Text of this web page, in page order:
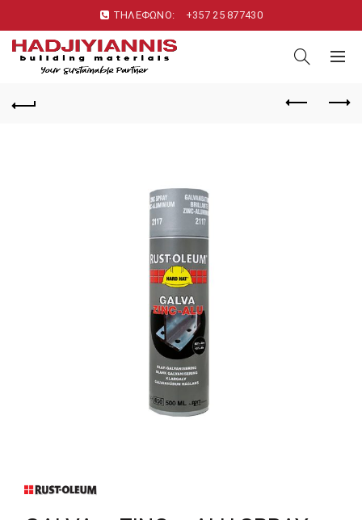
ΤΗΛΕΦΩΝΟ: +357 25 877430